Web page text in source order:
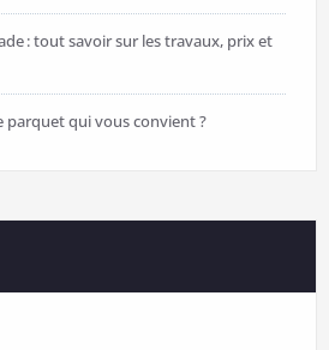
: tout savoir sur les travaux, prix et
parquet qui vous convient ?